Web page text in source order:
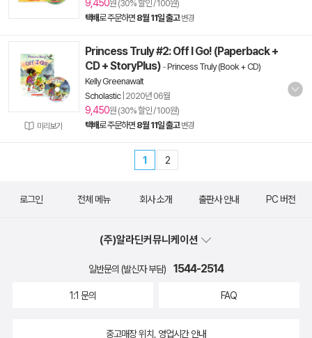
9,450원 (30% 할인 / 100원)
택배로 주문하면 8월 11일 출고 변경
미리보기
Princess Truly #2: Off I Go! (Paperback +
CD + StoryPlus) -Princess Truly (Book + CD)
Kelly Greenawalt
Scholastic| 2020년 06월
9,450원 (30% 할인 / 100원)
택배로 주문하면 8월 11일 출고 변경
1 2
로그인 전체 메뉴 회사 소개 출판사 안내 PC 버전
(주)알라딘커뮤니케이션
일반문의 (발신자 부담) 1544-2514
1:1 문의 FAQ
중고매장 위치, 영업시간 안내